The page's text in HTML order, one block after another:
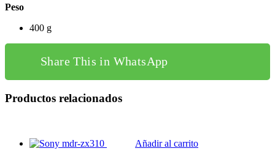
Peso
400 g
Share This in WhatsApp
Productos relacionados
Añadir al carrito